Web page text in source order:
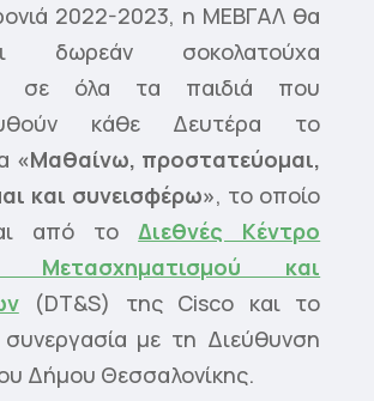
2022-2023, η ΜΕΒΓΑΛ θα
δωρεάν σοκολατούχα
σε όλα τα παιδιά που
κάθε Δευτέρα το
«Μαθαίνω, προστατεύομαι,
και συνεισφέρω», το οποίο
από τοΔιεθνές Κέντρο
Μετασχηματισμού και
(DT&S) της Cisco και το
με τη Διεύθυνση
Δήμου Θεσσαλονίκης.